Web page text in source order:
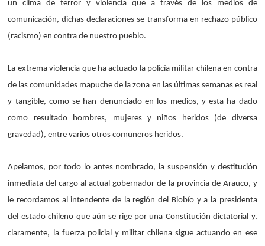
un clima de terror y violencia que a través de los medios de
comunicación, dichas declaraciones se transforma en rechazo público
(racismo) en contra de nuestro pueblo.
La extrema violencia que ha actuado la policía militar chilena en contra
de las comunidades mapuche de la zona en las últimas semanas es real
y tangible, como se han denunciado en los medios, y esta ha dado
como resultado hombres, mujeres y niños heridos (de diversa
gravedad), entre varios otros comuneros heridos.
Apelamos, por todo lo antes nombrado, la suspensión y destitución
inmediata del cargo al actual gobernador de la provincia de Arauco, y
le recordamos al intendente de la región del Biobío y a la presidenta
del estado chileno que aún se rige por una Constitución dictatorial y,
claramente, la fuerza policial y militar chilena sigue actuando en ese